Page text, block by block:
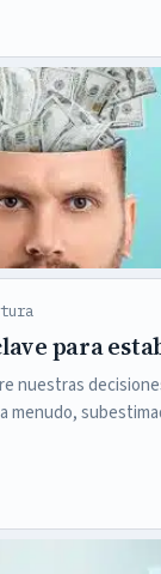
para
nuestras
menudo,